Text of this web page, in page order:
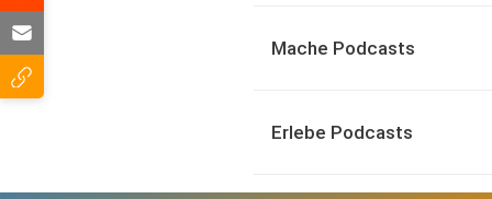
Mache Podcasts
Erlebe Podcasts